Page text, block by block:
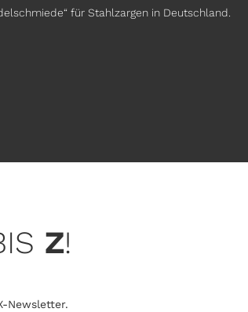
für Stahlzargen in Deutschland.
Z!
Newsletter.